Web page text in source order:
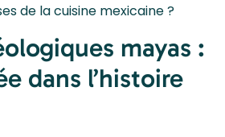
de la cuisine mexicaine ?
mayas :
dans l’histoire